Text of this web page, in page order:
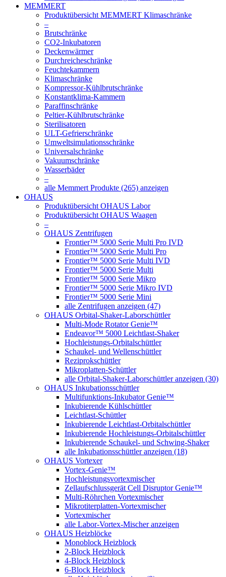
MEMMERT
Produktübersicht MEMMERT Klimaschränke
–
Brutschränke
CO2-Inkubatoren
Deckenwärmer
Durchreicheschränke
Feuchtekammern
Klimaschränke
Kompressor-Kühlbrutschränke
Konstantklima-Kammern
Paraffinschränke
Peltier-Kühlbrutschränke
Sterilisatoren
ULT-Gefrierschränke
Umweltsimulationsschränke
Universalschränke
Vakuumschränke
Wasserbäder
–
alle Memmert Produkte (265) anzeigen
OHAUS
Produktübersicht OHAUS Labor
Produktübersicht OHAUS Waagen
–
OHAUS Zentrifugen
Frontier™ 5000 Serie Multi Pro IVD
Frontier™ 5000 Serie Multi Pro
Frontier™ 5000 Serie Multi IVD
Frontier™ 5000 Serie Multi
Frontier™ 5000 Serie Mikro
Frontier™ 5000 Serie Mikro IVD
Frontier™ 5000 Serie Mini
alle Zentrifugen anzeigen (47)
OHAUS Orbital-Shaker-Laborschüttler
Multi-Mode Rotator Genie™
Endeavor™ 5000 Leichtlast-Shaker
Hochleistungs-Orbitalschüttler
Schaukel- und Wellenschüttler
Reziprokschüttler
Mikroplatten-Schüttler
alle Orbital-Shaker-Laborschüttler anzeigen (30)
OHAUS Inkubationsschüttler
Multifunktions-Inkubator Genie™
Inkubierende Kühlschüttler
Leichtlast-Schüttler
Inkubierende Leichtlast-Orbitalschüttler
Inkubierende Hochleistungs-Orbitalschüttler
Inkubierende Schaukel- und Schwing-Shaker
alle Inkubationsschüttler anzeigen (18)
OHAUS Vortexer
Vortex-Genie™
Hochleistungsvortexmischer
Zellaufschlussgerät Cell Disruptor Genie™
Multi-Röhrchen Vortexmischer
Mikrotiterplatten-Vortexmischer
Vortexmischer
alle Labor-Vortex-Mischer anzeigen
OHAUS Heizblöcke
Monoblock Heizblock
2-Block Heizblock
4-Block Heizblock
6-Block Heizblock